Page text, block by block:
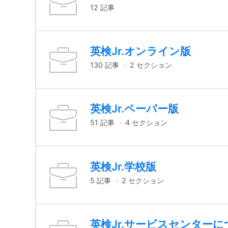
12 記事
英検Jr.オンライン版
130 記事 2 セクション
英検Jr.ペーパー版
51 記事 4 セクション
英検Jr.学校版
5 記事 2 セクション
英検Jr.サービスセンターに